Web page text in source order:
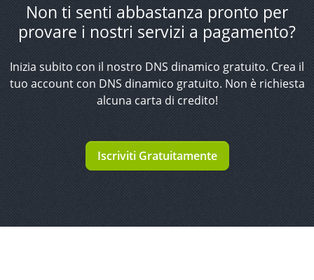
Non ti senti abbastanza pronto per
provare i nostri servizi a pagamento?
Inizia subito con il nostro DNS dinamico gratuito. Crea il
tuo account con DNS dinamico gratuito. Non è richiesta
alcuna carta di credito!
Iscriviti Gratuitamente